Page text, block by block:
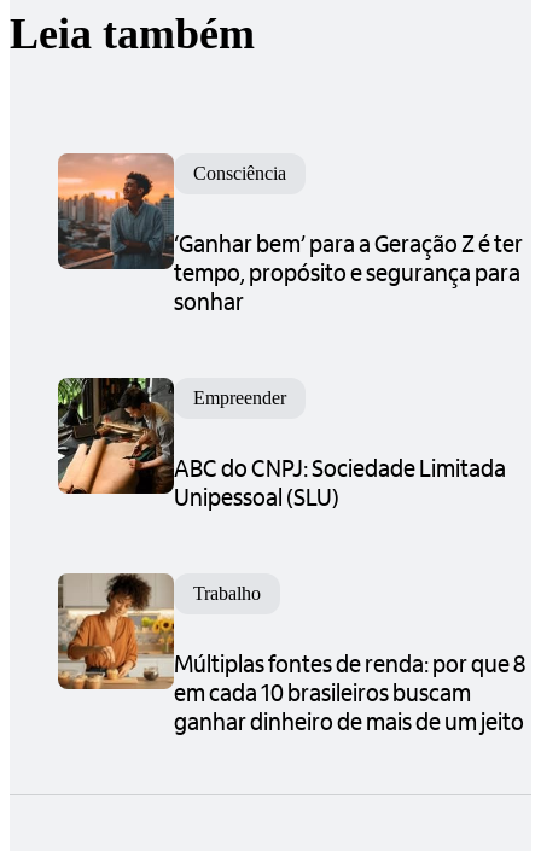
Leia também
Consciência
‘Ganhar bem’ para a Geração Z é ter
tempo, propósito e segurança para
sonhar
Empreender
ABC do CNPJ: Sociedade Limitada
Unipessoal (SLU)
Trabalho
Múltiplas fontes de renda: por que 8
em cada 10 brasileiros buscam
ganhar dinheiro de mais de um jeito